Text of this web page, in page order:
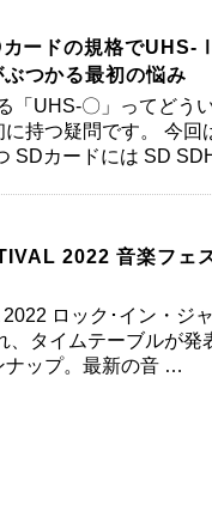
カードの規格で
つかる最初の悩み
「UHS-〇」ってどう
持つ疑問です。 今回
SDカードには SD
2022 音楽フェ
ロック･イン・ジ
、タイムテーブルが発
ナップ。最新の音 …